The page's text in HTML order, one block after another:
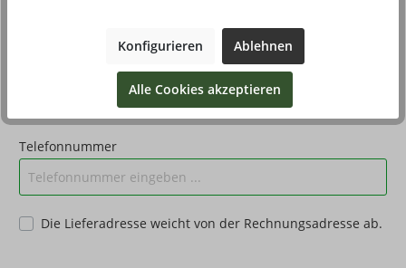
Telefonnummer
Die Lieferadresse weicht von der Rechnungsadresse ab.
Konfigurieren Ablehnen
Alle Cookies akzeptieren